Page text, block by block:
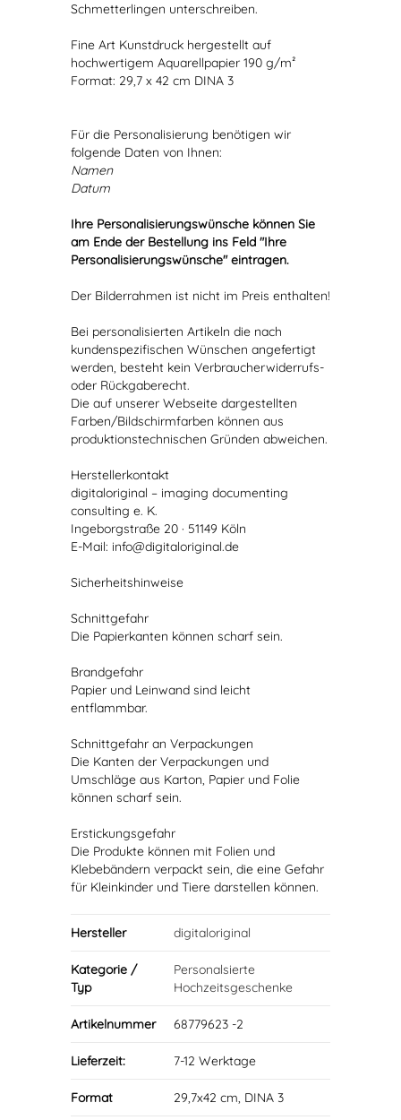
Schmetterlingen unterschreiben.
Fine Art Kunstdruck hergestellt auf
hochwertigem Aquarellpapier 190 g/m²
Format: 29,7 x 42 cm DINA 3
Für die Personalisierung benötigen wir
folgende Daten von Ihnen:
Namen
Datum
Ihre Personalisierungswünsche können Sie
am Ende der Bestellung ins Feld "Ihre
Personalisierungswünsche" eintragen.
Der Bilderrahmen ist nicht im Preis enthalten!
Bei personalisierten Artikeln die nach
kundenspezifischen Wünschen angefertigt
werden, besteht kein Verbraucherwiderrufs-
oder Rückgaberecht.
Die auf unserer Webseite dargestellten
Farben/Bildschirmfarben können aus
produktionstechnischen Gründen abweichen.
Herstellerkontakt
digitaloriginal – imaging documenting
consulting e. K.
Ingeborgstraße 20 · 51149 Köln
E-Mail: info@digitaloriginal.de
Sicherheitshinweise
Schnittgefahr
Die Papierkanten können scharf sein.
Brandgefahr
Papier und Leinwand sind leicht
entflammbar.
Schnittgefahr an Verpackungen
Die Kanten der Verpackungen und
Umschläge aus Karton, Papier und Folie
können scharf sein.
Erstickungsgefahr
Die Produkte können mit Folien und
Klebebändern verpackt sein, die eine Gefahr
für Kleinkinder und Tiere darstellen können.
Hersteller digitaloriginal
Kategorie /
Typ
Personalsierte
Hochzeitsgeschenke
Artikelnummer 68779623 -2
Lieferzeit: 7-12 Werktage
Format 29,7x42 cm, DINA 3